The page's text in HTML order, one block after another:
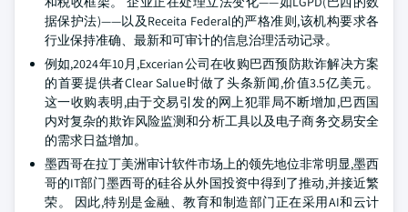
据保护法)——以及Receita Federal的严格准则,该机构要求各
行业保持准确、最新和可审计的信息治理活动记录。
例如,2024年10月,Excerian公司在收购巴西预防欺诈解决方案
的首要提供者Clear Salue时做了头条新闻,价值3.5亿美元。
这一收购表明,由于交易引发的网上犯罪局不断增加,巴西国
内对复杂的欺诈风险监测和分析工具以及电子商务交易安全
的需求日益增加。
墨西哥在拉丁美洲审计软件市场上的领先地位非常明显,墨西
哥的IT部门墨西哥的硅谷从外国投资中得到了推动,并接近繁
荣。 因此,特别是金融、教育和制造部门正在采用AI和云计